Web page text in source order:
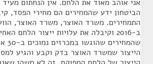
אני אוהב מאוד את הלחם. אין הנחתום
הביטחון ידע שהמחירים הם מחירי הפסד,
התמחירים. משרד האוצר, משרד האוצר,
ב-2016 וקיבלה את עלויות ייצור הלחם
הייצור שמשרד האוצר בדק וקבע והגיע